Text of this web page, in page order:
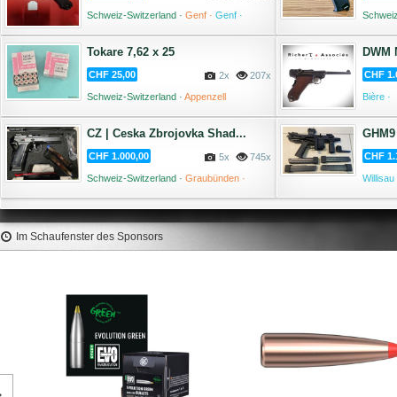
Schweiz-Switzerland · Genf · Genf ·
Tokare 7,62 x 25
CHF 25,00 207x
2x
Schweiz-Switzerland · Appenzell
DWM
CHF
Bière ·
CZ | Ceska Zbrojovka Shad...
CHF 1.000,00 745x
5x
Schweiz-Switzerland · Graubünden ·
CHF
Willisau
Im Schaufenster des Sponsors